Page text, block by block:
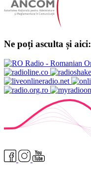
Ne poți asculta și aici: